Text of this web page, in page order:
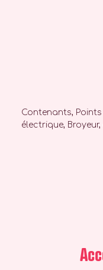
Contenants,
électrique,